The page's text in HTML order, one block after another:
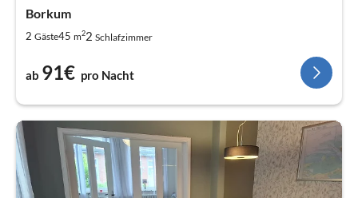
Borkum
2 Gäste45 m22 Schlafzimmer
ab 91€ pro Nacht